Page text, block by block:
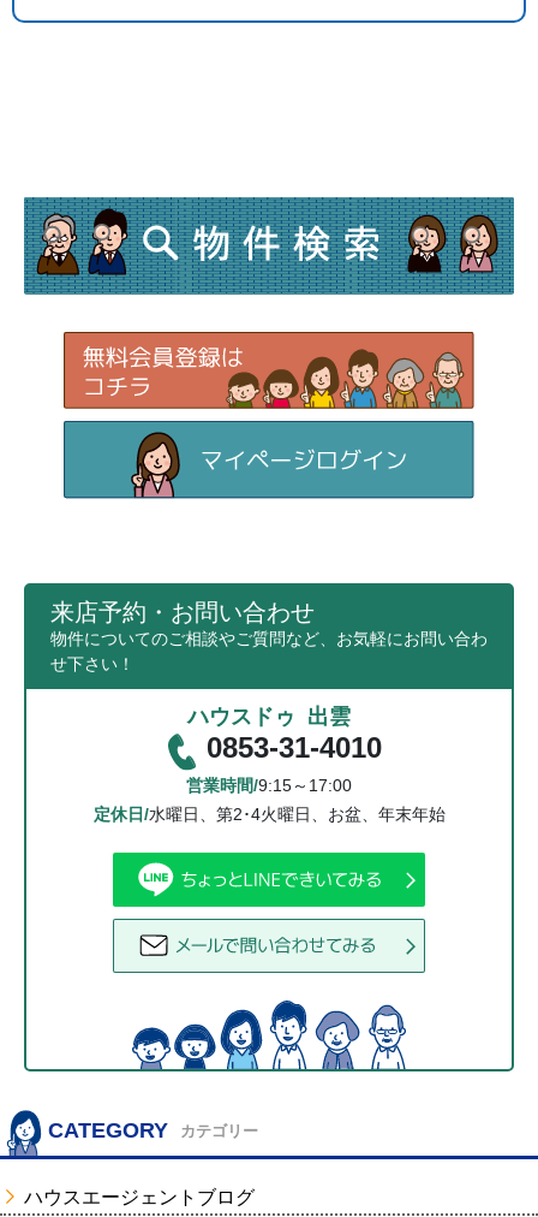
来店予約・お問い合わせ
物件についてのご相談やご質問など、お気軽にお問い合わ
せ下さい！
ハウスドゥ 出雲
0853-31-4010
営業時間/9:15～17:00
定休日/水曜日、第2･4火曜日、お盆、年末年始
CATEGORY カテゴリー
ハウスエージェントブログ